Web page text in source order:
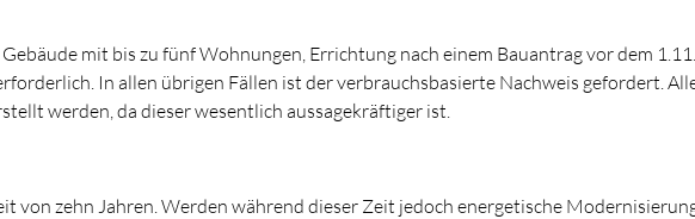
mit bis zu fünf Wohnungen, Errichtung nach einem Bauantrag vor dem
In allen übrigen Fällen ist der verbrauchsbasierte Nachweis gefordert.
werden, da dieser wesentlich aussagekräftiger ist.
von zehn Jahren. Werden während dieser Zeit jedoch energetische